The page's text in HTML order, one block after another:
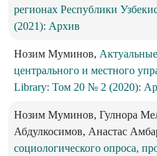
регионах Республики
(2021): Архив
Нозим Муминов,
центрального и местного
Library: Том 20 № 2 (2020):
Нозим Муминов, Гулнора
Абдулкосимов, Анастас
социологического опроса,